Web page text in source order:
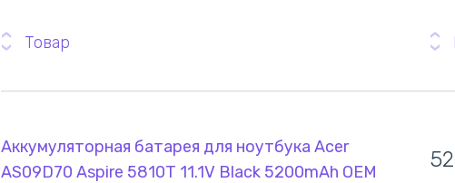
Товар
Аккумуляторная батарея для ноутбука Acer
AS09D70 Aspire 5810T 11.1V Black 5200mAh OEM